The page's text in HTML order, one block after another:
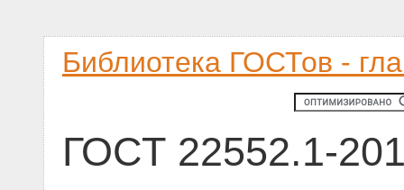
Библиотека ГОСТов -
ГОСТ 22552.1-